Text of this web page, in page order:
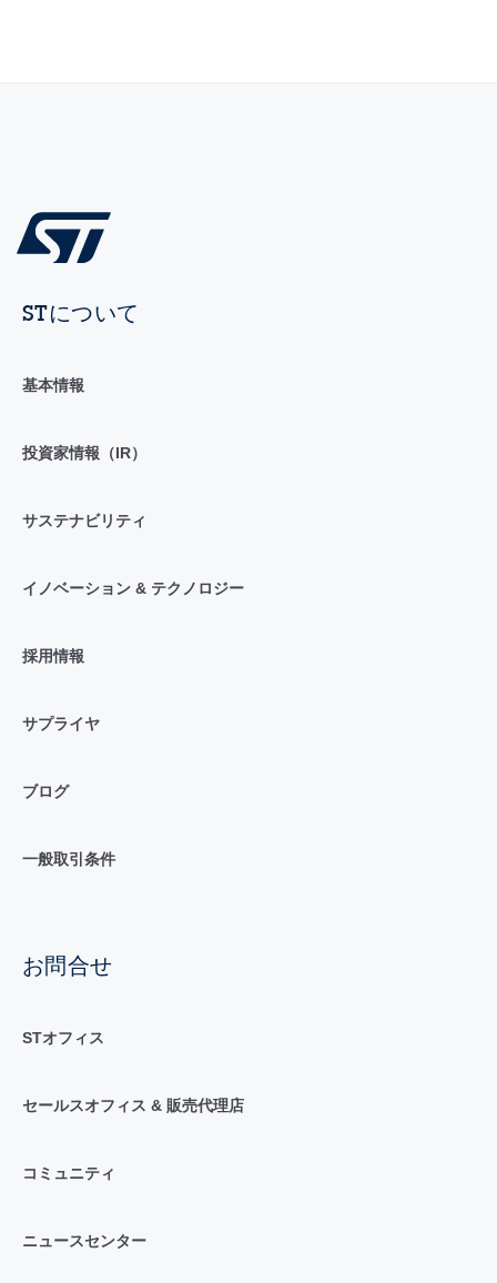
STについて
基本情報
投資家情報（IR）
サステナビリティ
イノベーション & テクノロジー
採用情報
サプライヤ
ブログ
一般取引条件
お問合せ
STオフィス
セールスオフィス & 販売代理店
コミュニティ
ニュースセンター